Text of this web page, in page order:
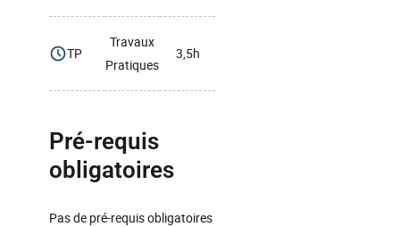
TP
Travaux
Pratiques
3,5h
Pré-requis
obligatoires
Pas de pré-requis obligatoires